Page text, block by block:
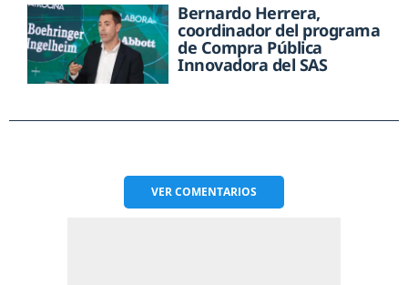
Bernardo Herrera,
coordinador del programa
de Compra Pública
Innovadora del SAS
VERCOMENTARIOS